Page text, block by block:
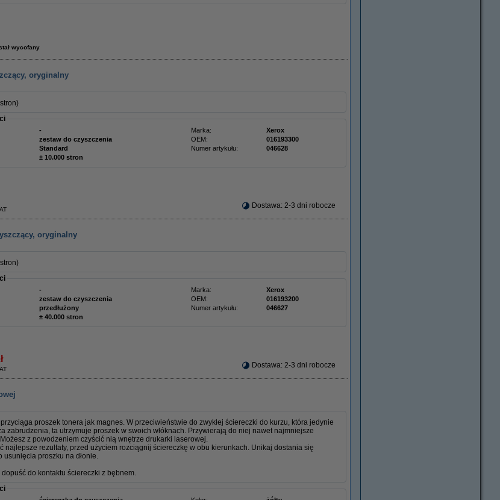
wycofany
oryginalny
- Marka:
Xerox
zestaw do czyszczenia OEM:
016193300
Standard Numer artykułu:
046628
± 10.000 stron
Dostawa: 2-3 dni robocze
oryginalny
- Marka:
Xerox
zestaw do czyszczenia OEM:
016193200
przedłużony Numer artykułu:
046627
± 40.000 stron
Dostawa: 2-3 dni robocze
proszek tonera jak magnes. W przeciwieństwie do zwykłej ściereczki do kurzu, która jedynie
zabrudzenia, ta utrzymuje proszek w swoich włóknach. Przywierają do niej nawet najmniejsze
z powodzeniem czyścić nią wnętrze drukarki laserowej.
najlepsze rezultaty, przed użyciem rozciągnij ściereczkę w obu kierunkach. Unikaj dostania się
usunięcia proszku na dłonie.
do kontaktu ściereczki z bębnem.